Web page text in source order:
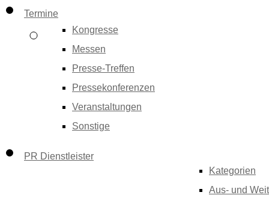
Termine
Kongresse
Messen
Presse-Treffen
Pressekonferenzen
Veranstaltungen
Sonstige
PR Dienstleister
Kategorien
Aus- und